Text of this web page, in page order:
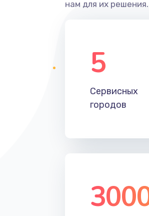
нам для их решения.
5
Сервисных
городов